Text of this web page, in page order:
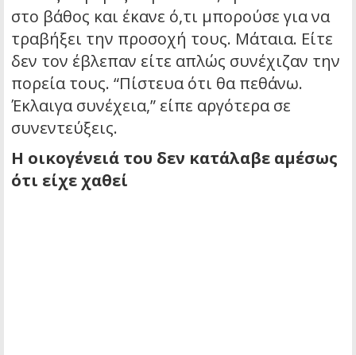
στο βάθος και έκανε ό,τι μπορούσε για να
τραβήξει την προσοχή τους. Μάταια. Είτε
δεν τον έβλεπαν είτε απλώς συνέχιζαν την
πορεία τους. “Πίστευα ότι θα πεθάνω.
Έκλαιγα συνέχεια,” είπε αργότερα σε
συνεντεύξεις.
Η οικογένειά του δεν κατάλαβε αμέσως
ότι είχε χαθεί